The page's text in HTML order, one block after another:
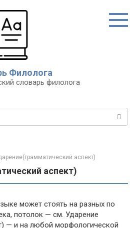
Филолога
словарь филолога
аспект)
аспект)
может стоять на разных по
потолок — см. Ударение
— и на любой морфологической